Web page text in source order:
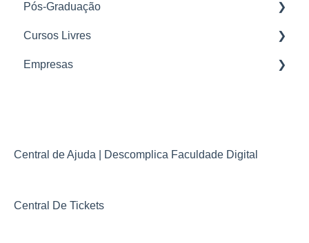
Pós-Graduação
Nosso Método
Matrícula
Avaliações
Conclusão de Curso
Cursos Livres
Parcerias
Empresas
Descomplica & O Instituto SYN
Chegou a Minha Vez (Encceja 2024)
Central de Ajuda | Descomplica Faculdade Digital
Central De Tickets